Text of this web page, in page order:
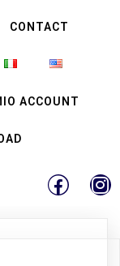
CONTACT
ACCOUNT